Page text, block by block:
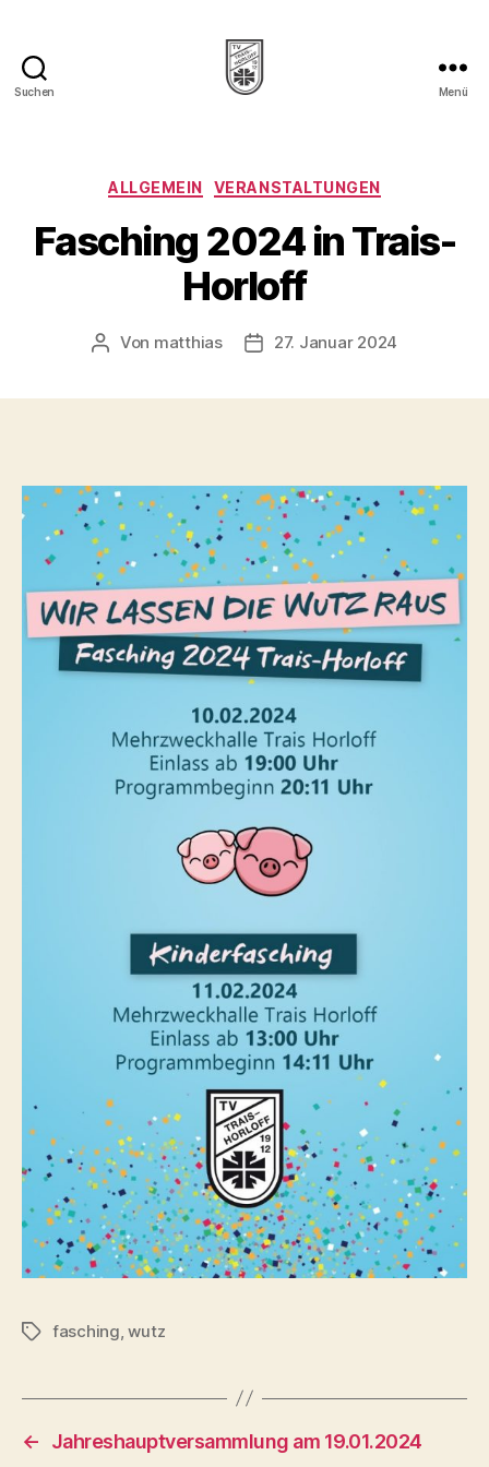
Suchen
Horloff
Menü
Kategorien
ALLGEMEIN VERANSTALTUNGEN
Fasching 2024 in Trais-
Horloff
Beitragsautor
Von matthias Veröffentlichungsdatum
27. Januar 2024
Schlagwörter
fasching ,wutz
←
Jahreshauptversammlung am 19.01.2024